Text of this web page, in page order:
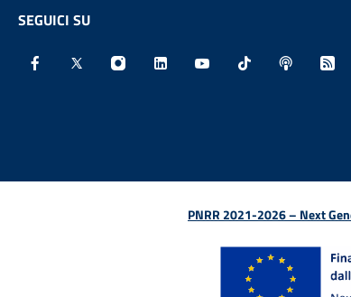
SEGUICI SU
PNRR 2021-2026 – Next